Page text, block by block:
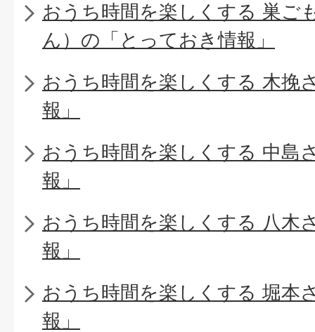
おうち時間を楽しくする 巣ご
ん）の「とっておき情報」
おうち時間を楽しくする 木挽
報」
おうち時間を楽しくする 中島
報」
おうち時間を楽しくする 八木
報」
おうち時間を楽しくする 堀本
報」